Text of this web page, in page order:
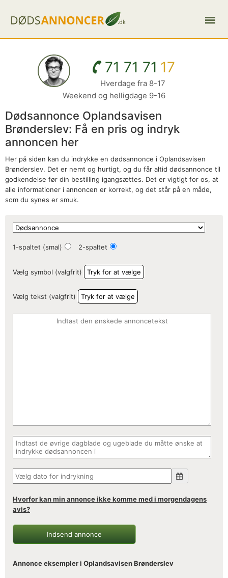
71 71 71 17
Hverdage fra 8-17
Weekend og helligdage 9-16
Dødsannonce Oplandsavisen
Brønderslev: Få en pris og indryk
annoncen her
Her på siden kan du indrykke en dødsannonce i Oplandsavisen
Brønderslev. Det er nemt og hurtigt, og du får altid dødsannonce til
godkendelse før din bestilling igangsættes. Det er vigtigt for os, at
alle informationer i annoncen er korrekt, og det står på en måde,
som du synes er smuk.
1-spaltet (smal) 2-spaltet
Vælg symbol (valgfrit) Tryk for at vælge
Vælg tekst (valgfrit) Tryk for at vælge
Hvorfor kan min annonce ikke komme med i morgendagens
avis?
Indsend annonce
Annonce eksempler i Oplandsavisen Brønderslev